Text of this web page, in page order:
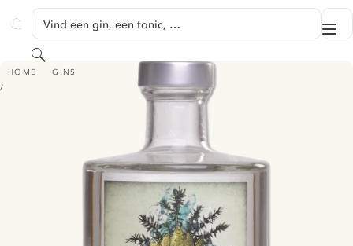
GINVENTORY
Vind een gin, een tonic, …
Zoeken
HOME GINS
KIESEL DRY GIN